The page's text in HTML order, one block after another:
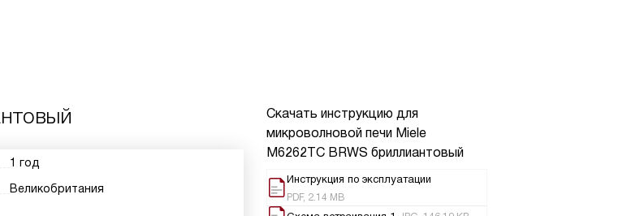
Скачать инструкцию для
микроволновой печи Miele
M6262TC BRWS бриллиантовый
Инструкция по эксплуатации
PDF, 2.14 MB
1 год
Великобритания